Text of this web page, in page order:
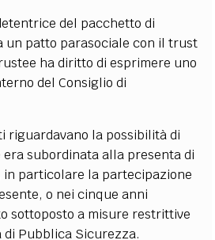
del pacchetto di
un patto parasociale con il trust
ha diritto di esprimere uno
del Consiglio di
riguardavano la possibilità di
era subordinata alla presenta di
particolare la partecipazione
o nei cinque anni
sottoposto a misure restrittive
di Pubblica Sicurezza.